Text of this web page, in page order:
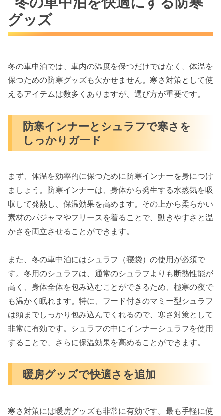
グッズ
冬の車中泊では、車内の温度を保つだけではなく、体温を
保つための防寒グッズも欠かせません。寒さ対策として使
えるアイテムは数多くありますが、選び方が重要です。
防寒インナーとシュラフで寒さを
しっかりガード
まず、体温を効率的に保つために防寒インナーを身につけ
ましょう。防寒インナーは、身体から発生する水蒸気を吸
収して発熱し、保温効果を高めます。その上から柔らかい
素材のパジャマやフリースを着ることで、動きやすさと温
かさを両立させることができます。
また、冬の車中泊にはシュラフ（寝袋）の使用が必須で
す。冬用のシュラフは、通常のシュラフよりも断熱性能が
高く、身体全体を包み込むことができるため、極寒の夜で
も温かく眠れます。特に、フード付きのマミー型シュラフ
は頭までしっかり包み込んでくれるので、寒さ対策として
非常に有効です。シュラフの中にインナーシュラフを使用
することで、さらに保温効果を高めることができます。
暖房グッズで快適さを追加
寒さ対策には暖房グッズも非常に有効です。最も手軽に使